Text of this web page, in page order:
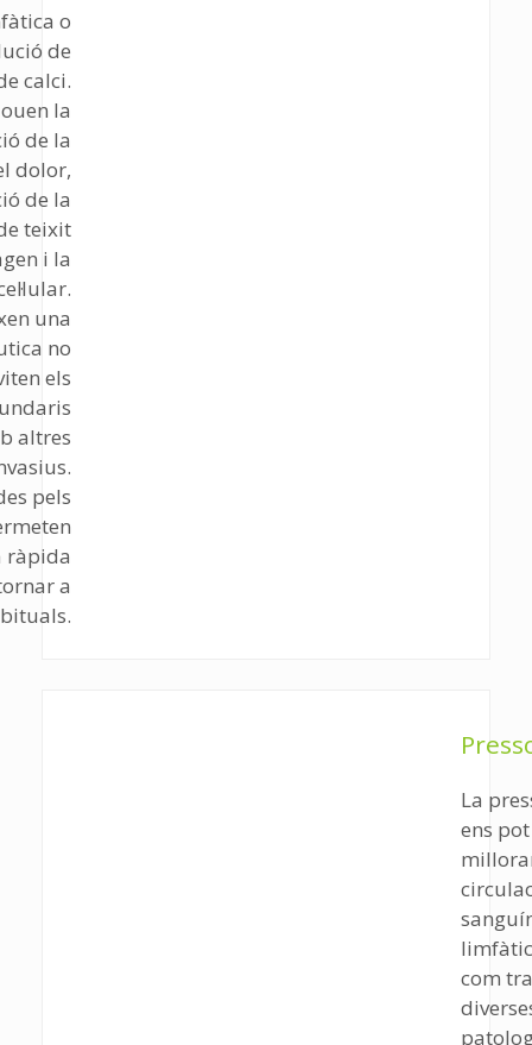
o
de
calci.
la
de la
dolor,
de la
teixit
i la
una
no
els
altres
pels
ràpida
a
La
ens
com